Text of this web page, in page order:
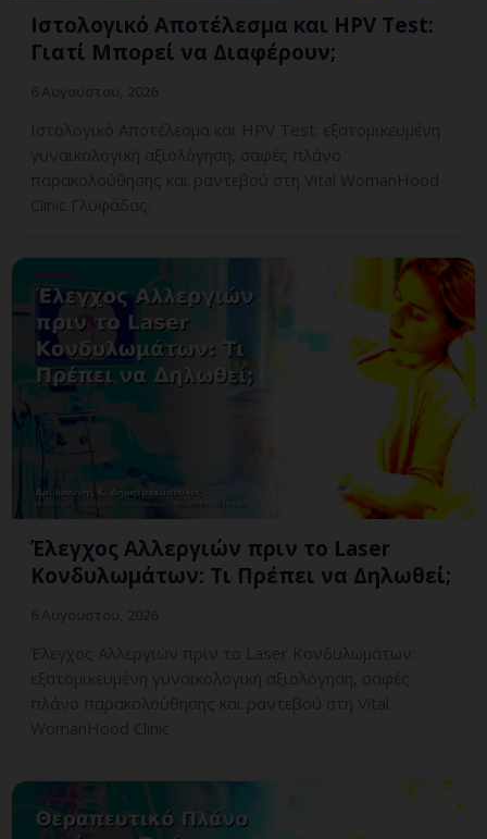
Ιστολογικό Αποτέλεσμα και HPV Test:
Γιατί Μπορεί να Διαφέρουν;
Ιστολογικό Αποτέλεσμα και HPV Test: εξατομικευμένη
γυναικολογική αξιολόγηση, σαφές πλάνο
παρακολούθησης και ραντεβού στη Vital WomanHood
Clinic Γλυφάδας.
Έλεγχος Αλλεργιών πριν το Laser
Κονδυλωμάτων: Τι Πρέπει να Δηλωθεί;
Έλεγχος Αλλεργιών πριν το Laser Κονδυλωμάτων:
εξατομικευμένη γυναικολογική αξιολόγηση, σαφές
πλάνο παρακολούθησης και ραντεβού στη Vital
WomanHood Clinic